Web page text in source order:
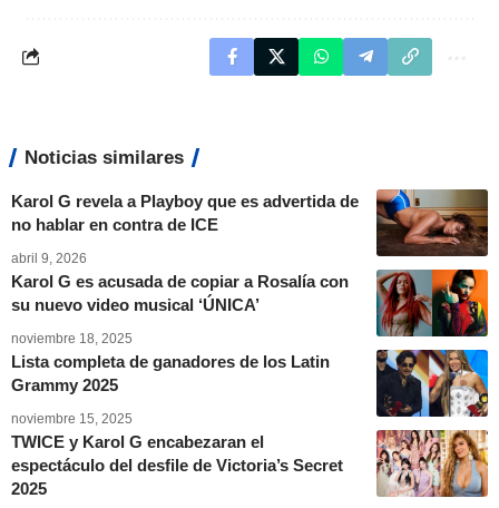
Noticias similares
Karol G revela a Playboy que es advertida de
no hablar en contra de ICE
abril 9, 2026
Karol G es acusada de copiar a Rosalía con
su nuevo video musical ‘ÚNICA’
noviembre 18, 2025
Lista completa de ganadores de los Latin
Grammy 2025
noviembre 15, 2025
TWICE y Karol G encabezaran el
espectáculo del desfile de Victoria’s Secret
2025